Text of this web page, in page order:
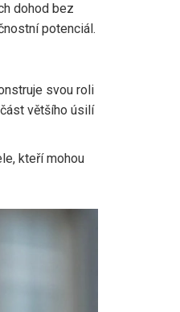
dohod bez
potenciál.
svou roli
většího úsilí
kteří mohou